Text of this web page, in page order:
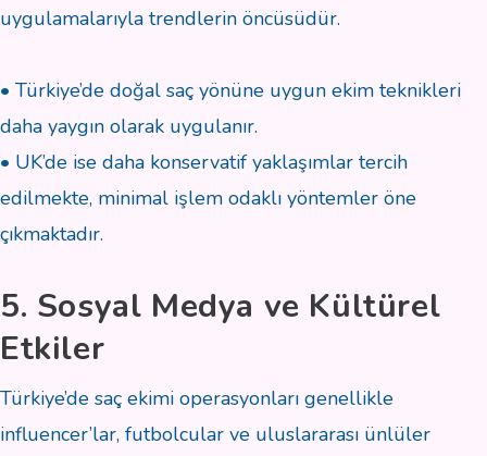
uygulamalarıyla trendlerin öncüsüdür.
• Türkiye’de doğal saç yönüne uygun ekim teknikleri
daha yaygın olarak uygulanır.
• UK’de ise daha konservatif yaklaşımlar tercih
edilmekte, minimal işlem odaklı yöntemler öne
çıkmaktadır.
5. Sosyal Medya ve Kültürel
Etkiler
Türkiye’de saç ekimi operasyonları genellikle
influencer’lar, futbolcular ve uluslararası ünlüler